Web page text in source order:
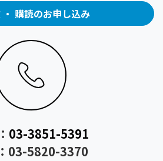
・ 購読のお申し込み
03-3851-5391
03-5820-3370